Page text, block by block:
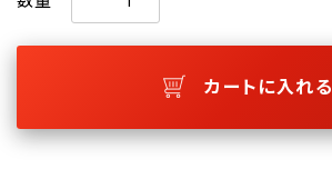
カートに入れる